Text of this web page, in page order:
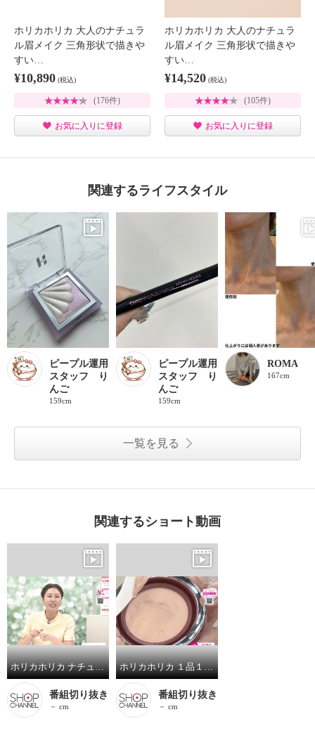
ホリカホリカ 大人のナチュラ
ル眉メイク 三角形状で描きや
すい…
¥10,890 (税込)
(176件)
お気に入りに登録
ホリカホリカ 大人のナチュラ
ル眉メイク 三角形状で描きや
すい…
¥14,520 (税込)
(105件)
お気に入りに登録
関連するライフスタイル
ピープル運用
スタッフ り
んご
159cm
ピープル運用
スタッフ り
んご
159cm
ROMA
167cm
一覧を見る
関連するショート動画
ホリカホリカ ナチュラルに目元際立つ イージーラスティング ブラシライナー ＜ブラウン＞２本セット
番組切り抜き
－ cm
ホリカホリカ １品１０機能！ 柔らかで艶やかな生肌感 新時代のツヤ肌を演出 エッセンスＢＢ Ｗデーションルミ ２個分特別セット
番組切り抜き
－ cm